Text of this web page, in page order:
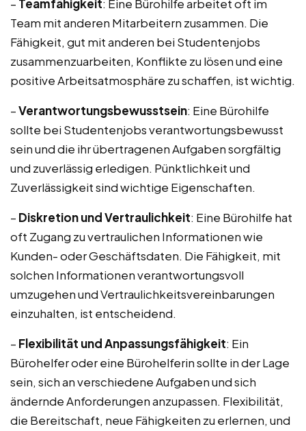
– Teamfähigkeit: Eine Bürohilfe arbeitet oft im
Team mit anderen Mitarbeitern zusammen. Die
Fähigkeit, gut mit anderen bei Studentenjobs
zusammenzuarbeiten, Konflikte zu lösen und eine
positive Arbeitsatmosphäre zu schaffen, ist wichtig.
–Verantwortungsbewusstsein: Eine Bürohilfe
sollte bei Studentenjobs verantwortungsbewusst
sein und die ihr übertragenen Aufgaben sorgfältig
und zuverlässig erledigen. Pünktlichkeit und
Zuverlässigkeit sind wichtige Eigenschaften.
– Diskretion und Vertraulichkeit: Eine Bürohilfe hat
oft Zugang zu vertraulichen Informationen wie
Kunden- oder Geschäftsdaten. Die Fähigkeit, mit
solchen Informationen verantwortungsvoll
umzugehen und Vertraulichkeitsvereinbarungen
einzuhalten, ist entscheidend.
– Flexibilität und Anpassungsfähigkeit: Ein
Bürohelfer oder eine Bürohelferin sollte in der Lage
sein, sich an verschiedene Aufgaben und sich
ändernde Anforderungen anzupassen. Flexibilität,
die Bereitschaft, neue Fähigkeiten zu erlernen, und